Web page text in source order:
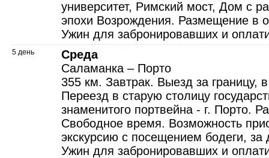
университет, Римский мост, Дом с
эпохи Возрождения. Размещение в
Ужин для забронировавших и
5 день
Среда
Саламанка – Порто
355 км. Завтрак. Выезд за границу,
Переезд в старую столицу
знаменитого портвейна - г. Порто.
Свободное время. Возможность
экскурсию с посещением бодеги, за
Ужин для забронировавших и